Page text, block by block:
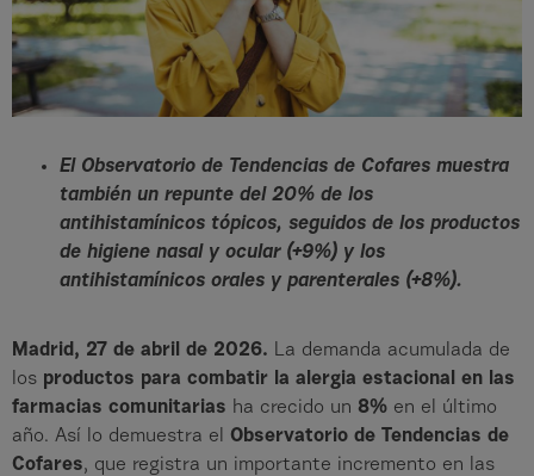
El Observatorio de Tendencias de Cofares muestra
también un repunte del 20% de los
antihistamínicos tópicos, seguidos de los productos
de higiene nasal y ocular (+9%) y los
antihistamínicos orales y parenterales (+8%).
Madrid, 27 de abril de 2026. La demanda acumulada de
los productos para combatir la alergia estacional en las
farmacias comunitarias ha crecido un 8% en el último
año. Así lo demuestra el Observatorio de Tendencias de
Cofares, que registra un importante incremento en las